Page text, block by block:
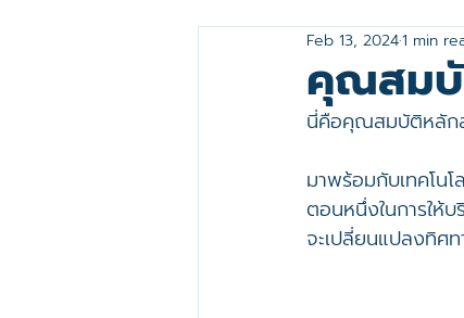
VTOL FIXED WING
Matrice 350 RTK DJI
Zenmuse H30 Series
คุณสมบั
Feb 13, 20241 min
นี่คือคุณสมบัติหลัก
มาพร้อมกับเทคโน
ตอนหนึ่งในการให้
จะเปลี่ยนแปลงทิศ